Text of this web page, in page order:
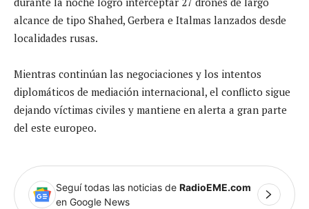
alcance de tipo Shahed, Gerbera e Italmas lanzados desde
localidades rusas.
Mientras continúan las negociaciones y los intentos
diplomáticos de mediación internacional, el conflicto sigue
dejando víctimas civiles y mantiene en alerta a gran parte
del este europeo.
Seguí todas las noticias de RadioEME.com
en Google News